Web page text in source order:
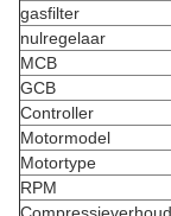
gasfilter
nulregelaar
MCB
GCB
Controller
Motormodel
Motortype
RPM